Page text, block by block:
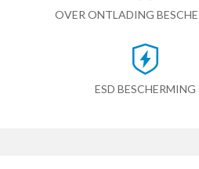
OVER ONTLADING
ESD BESCHERMING